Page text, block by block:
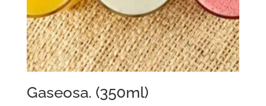
Gaseosa. (350ml)